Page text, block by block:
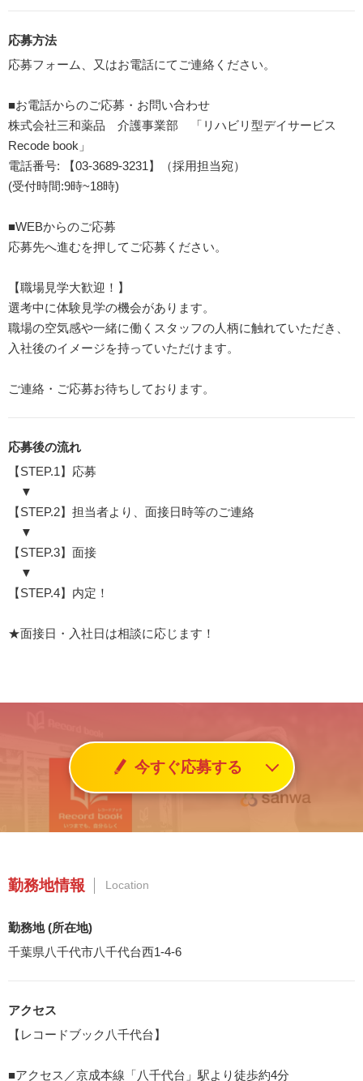
応募方法
応募フォーム、又はお電話にてご連絡ください。
■お電話からのご応募・お問い合わせ
株式会社三和薬品 介護事業部 「リハビリ型デイサービス
Recode book」
電話番号: 【03-3689-3231】（採用担当宛）
(受付時間:9時~18時)
■WEBからのご応募
応募先へ進むを押してご応募ください。
【職場見学大歓迎！】
選考中に体験見学の機会があります。
職場の空気感や一緒に働くスタッフの人柄に触れていただき、
入社後のイメージを持っていただけます。
ご連絡・ご応募お待ちしております。
応募後の流れ
【STEP.1】応募
▼
【STEP.2】担当者より、面接日時等のご連絡
▼
【STEP.3】面接
▼
【STEP.4】内定！
★面接日・入社日は相談に応じます！
今すぐ応募する
勤務地情報 Location
勤務地 (所在地)
千葉県八千代市八千代台西1-4-6
アクセス
【レコードブック八千代台】
■アクセス／京成本線「八千代台」駅より徒歩約4分